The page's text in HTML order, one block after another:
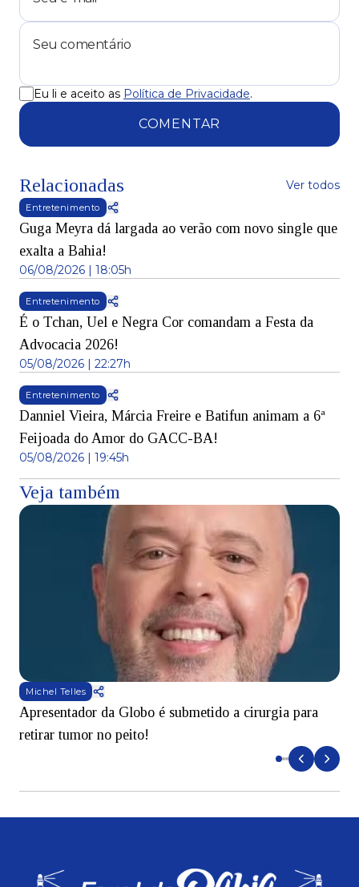
Eu li e aceito as Política de Privacidade.
COMENTAR
Relacionadas Ver todos
Entretenimento
Guga Meyra dá largada ao verão com novo single que
exalta a Bahia!
06/08/2026 | 18:05h
Entretenimento
É o Tchan, Uel e Negra Cor comandam a Festa da
Advocacia 2026!
05/08/2026 | 22:27h
Entretenimento
Danniel Vieira, Márcia Freire e Batifun animam a 6ª
Feijoada do Amor do GACC-BA!
05/08/2026 | 19:45h
Veja também
Michel Telles
Apresentador da Globo é submetido a cirurgia para
retirar tumor no peito!